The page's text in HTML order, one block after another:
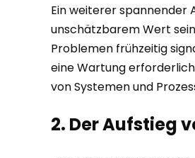
Ein weiterer spannender
unschätzbarem Wert
Problemen frühzeitig
eine Wartung
von Systemen und
2. Der Aufstieg